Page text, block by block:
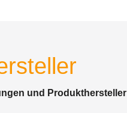
und Produkthersteller